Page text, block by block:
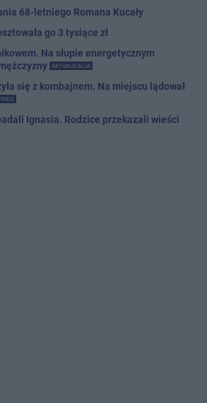
68-letniego Romana Kucały
go 3 tysiące zł
Na słupie energetycznym
AKTUALIZACJA
się z kombajnem. Na miejscu lądował
Ignasia. Rodzice przekazali wieści